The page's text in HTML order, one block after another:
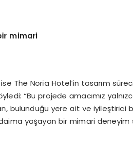
mimari
ise The Noria Hotel’in tasarım
“Bu projede amacımız
bulunduğu yere ait ve
yaşayan bir mimari deneyim